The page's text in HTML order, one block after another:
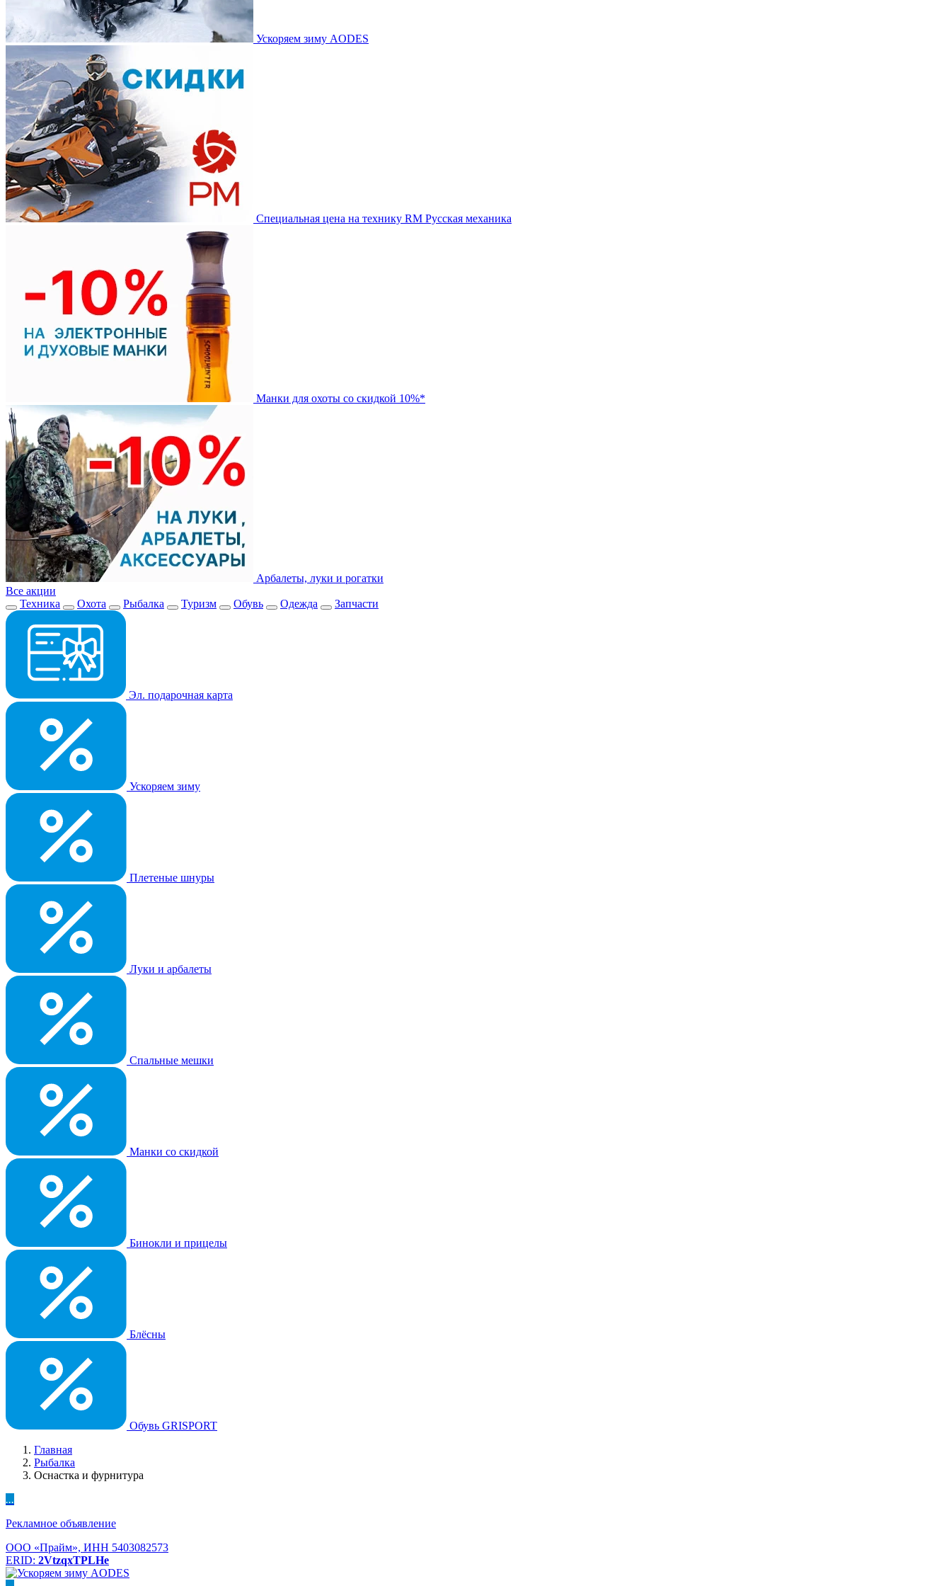
Ускоряем зиму AODES
Специальная цена на технику RM Русская механика
Манки для охоты со скидкой 10%*
Арбалеты, луки и рогатки
Все акции
Техника
Охота Рыбалка Туризм Обувь Одежда Запчасти
Эл. подарочная карта
Ускоряем зиму
Плетеные шнуры
Луки и арбалеты
Спальные мешки
Манки со скидкой
Бинокли и прицелы
Блёсны
Обувь GRISPORT
Главная
Рыбалка
Оснастка и фурнитура
...
Рекламное объявление
ООО «Прайм», ИНН 5403082573
ERID: 2VtzqxTPLHe